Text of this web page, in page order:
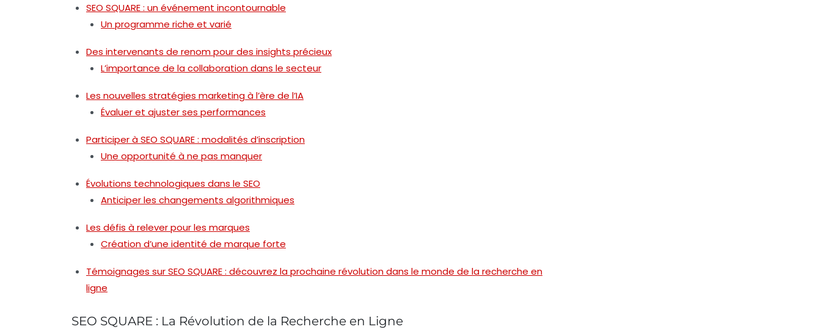
SEO SQUARE : un événement incontournable
Un programme riche et varié
Des intervenants de renom pour des insights précieux
L’importance de la collaboration dans le secteur
Les nouvelles stratégies marketing à l’ère de l’IA
Évaluer et ajuster ses performances
Participer à SEO SQUARE : modalités d’inscription
Une opportunité à ne pas manquer
Évolutions technologiques dans le SEO
Anticiper les changements algorithmiques
Les défis à relever pour les marques
Création d’une identité de marque forte
Témoignages sur SEO SQUARE : découvrez la prochaine révolution dans le monde de la recherche en
ligne
SEO SQUARE : La Révolution de la Recherche en Ligne